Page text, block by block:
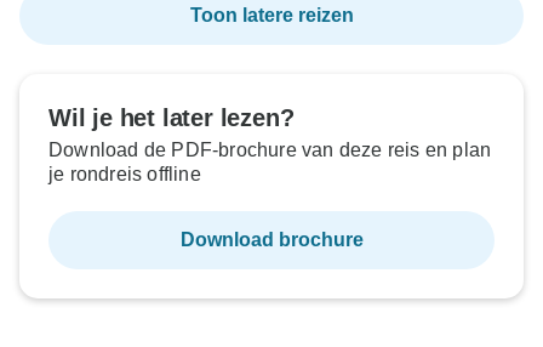
Toon latere reizen
Wil je het later lezen?
Download de PDF-brochure van deze reis en plan
je rondreis offline
Download brochure